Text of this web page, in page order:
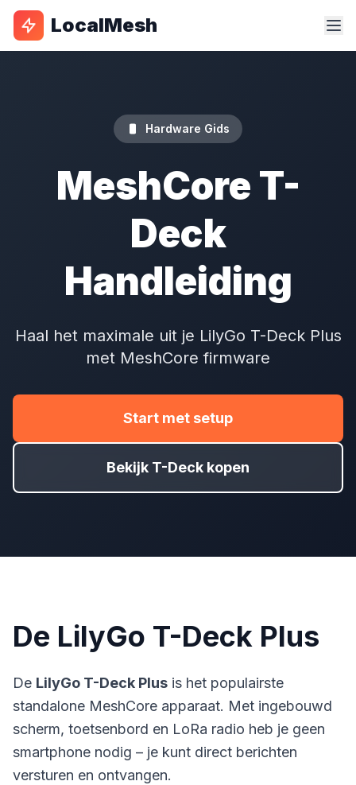
LocalMesh
Hardware Gids
MeshCore T-
Deck
Handleiding
Haal het maximale uit je LilyGo T-Deck Plus
met MeshCore firmware
Start met setup
Bekijk T-Deck kopen
De LilyGo T-Deck Plus
De LilyGo T-Deck Plus is het populairste
standalone MeshCore apparaat. Met ingebouwd
scherm, toetsenbord en LoRa radio heb je geen
smartphone nodig – je kunt direct berichten
versturen en ontvangen.